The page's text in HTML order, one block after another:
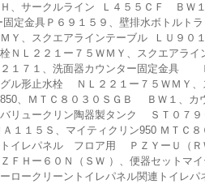
、サークルライン Ｌ４５５ＣＦ ＢＷ
定金具Ｐ６９１５９、壁排水ボトルト
Ｙ、スクエアラインテーブル ＬＵ９
栓ＮＬ２２１ー７５ＷＭＹ、スクエア
２１７１、洗面器カウンター固定金具
グル形止水栓 ＮＬ２２１ー７５ＷＭ
850、ＭＴＣ８０３０ＳＧＢ ＢＷ１
リュークリン陶器製タンク ＳＴ０７
１１５Ｓ、マイティクリン950 ＭＴＣ
イレパネル フロア用 ＰＺＹーＵ（Ｒ
ＦＨー６０Ｎ（ＳＷ ）、便器セット
ロークリーントイレパネル関連トイ